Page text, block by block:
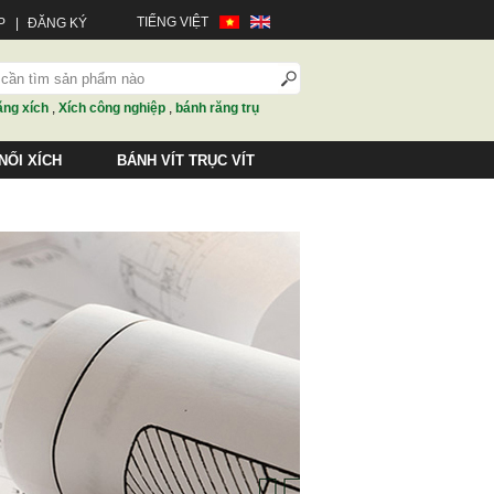
ĐĂNG KÝ TIẾNG VIỆT
xích , Xích công nghiệp , bánh răng trụ
XÍCH BÁNH VÍT TRỤC VÍT